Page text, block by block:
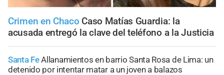
Crimen en Chaco Caso Matías Guardia: la
acusada entregó la clave del teléfono a la Justicia
Santa FeAllanamientos en barrio Santa Rosa de Lima: un
detenido por intentar matar a un joven a balazos